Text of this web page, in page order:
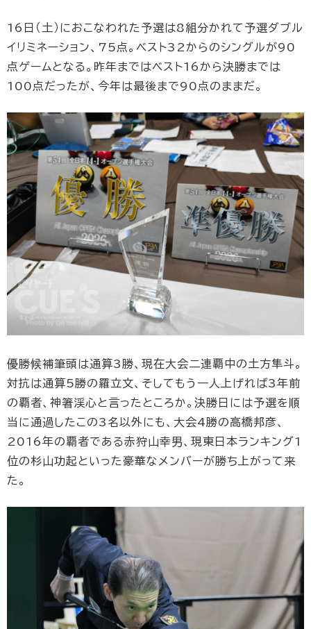
16日（土）におこなわれた予選は8組分かれて予選ダブル
イリミネーション、75点。ベスト32からのシングルが90
点ゲームとなる。昨年まではベスト16から決勝までは
100点だったが、今年は最後まで90点のままだ。
優勝候補筆頭は通算3勝、現在大会二連覇中の土方隼斗。
対抗は通算5勝の羅立文、そしてもう一人上げれば3年前
の覇者、神箸渓心と言ったところか。決勝日には予選を順
当に通過したこの3名以外にも、大会4勝の高橋邦彦、
2016年の覇者である赤狩山幸男、現東日本ランキング1
位の杉山功起といった豪華なメンバーが勝ち上がって来
た。